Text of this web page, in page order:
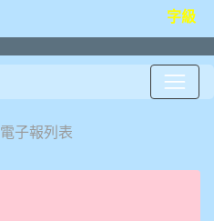
字級
電子報列表